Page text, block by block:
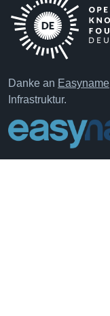
Danke an Easyname
Infrastruktur.